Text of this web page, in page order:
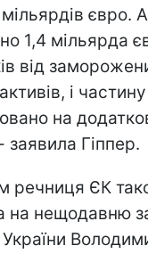
євро.
1,4 мільярда
від
і
на
Гіппер.
речниця ЄК
на нещодавню